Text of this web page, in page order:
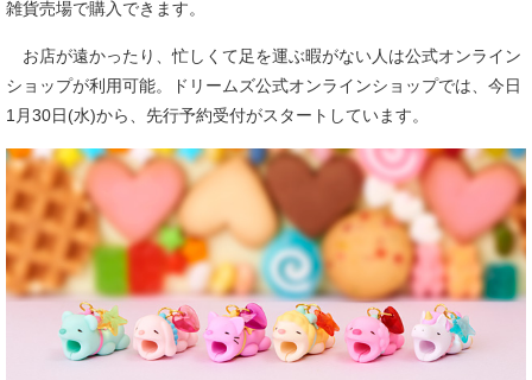
雑貨売場で購入できます。
お店が遠かったり、忙しくて足を運ぶ暇がない人は公式オンライン
ショップが利用可能。ドリームズ公式オンラインショップでは、今日
1月30日(水)から、先行予約受付がスタートしています。